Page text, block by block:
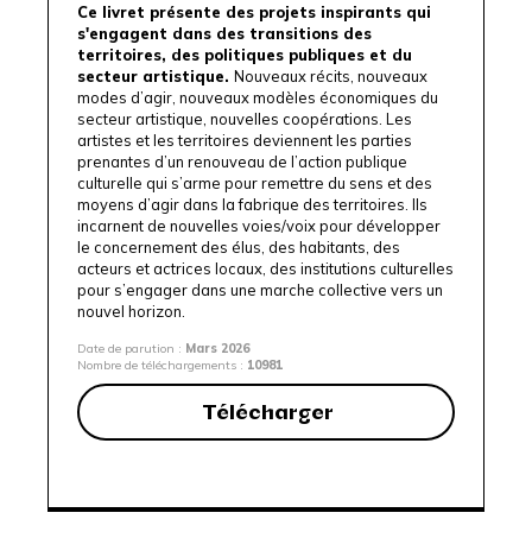
Ce livret présente des projets inspirants qui
s'engagent dans des transitions des
territoires, des politiques publiques et du
secteur artistique. Nouveaux récits, nouveaux
modes d’agir, nouveaux modèles économiques du
secteur artistique, nouvelles coopérations. Les
artistes et les territoires deviennent les parties
prenantes d’un renouveau de l’action publique
culturelle qui s’arme pour remettre du sens et des
moyens d’agir dans la fabrique des territoires. Ils
incarnent de nouvelles voies/voix pour développer
le concernement des élus, des habitants, des
acteurs et actrices locaux, des institutions culturelles
pour s’engager dans une marche collective vers un
nouvel horizon.
Date de parution : Mars 2026
Nombre de téléchargements : 10981
Télécharger